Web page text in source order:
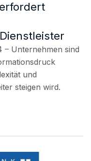
– Unternehmen sind
und
steigen wird.